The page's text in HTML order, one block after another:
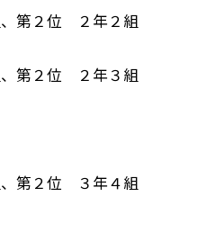
第２位 ２年２組
第２位 ２年３組
第２位 ３年４組